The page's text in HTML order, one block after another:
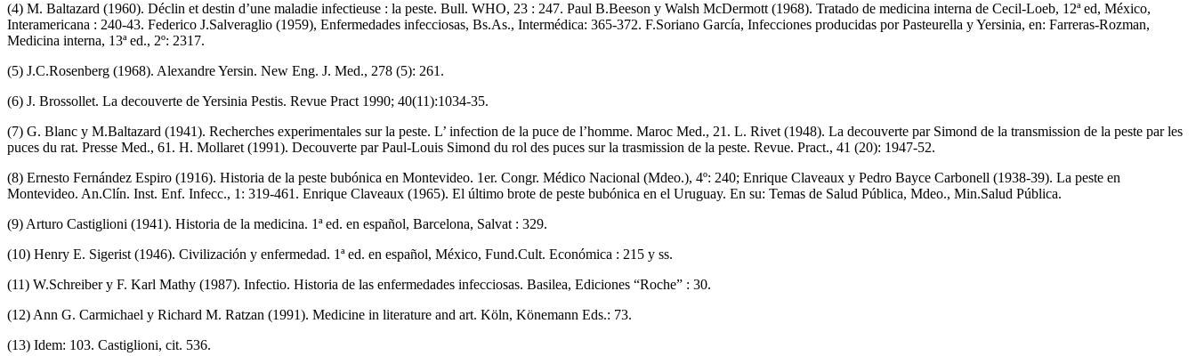
(4) M. Baltazard (1960). Déclin et destin d’une maladie infectieuse : la peste. Bull. WHO, 23 : 247. Paul B.Beeson y Walsh McDermott (1968). Tratado de medicina interna de Cecil-Loeb, 12ª ed, México,
Interamericana : 240-43. Federico J.Salveraglio (1959), Enfermedades infecciosas, Bs.As., Intermédica: 365-372. F.Soriano García, Infecciones producidas por Pasteurella y Yersinia, en: Farreras-Rozman,
Medicina interna, 13ª ed., 2º: 2317.
(5) J.C.Rosenberg (1968). Alexandre Yersin. New Eng. J. Med., 278 (5): 261.
(6) J. Brossollet. La decouverte de Yersinia Pestis. Revue Pract 1990; 40(11):1034-35.
(7) G. Blanc y M.Baltazard (1941). Recherches experimentales sur la peste. L’ infection de la puce de l’homme. Maroc Med., 21. L. Rivet (1948). La decouverte par Simond de la transmission de la peste par les
puces du rat. Presse Med., 61. H. Mollaret (1991). Decouverte par Paul-Louis Simond du rol des puces sur la trasmission de la peste. Revue. Pract., 41 (20): 1947-52.
(8) Ernesto Fernández Espiro (1916). Historia de la peste bubónica en Montevideo. 1er. Congr. Médico Nacional (Mdeo.), 4º: 240; Enrique Claveaux y Pedro Bayce Carbonell (1938-39). La peste en
Montevideo. An.Clín. Inst. Enf. Infecc., 1: 319-461. Enrique Claveaux (1965). El último brote de peste bubónica en el Uruguay. En su: Temas de Salud Pública, Mdeo., Min.Salud Pública.
(9) Arturo Castiglioni (1941). Historia de la medicina. 1ª ed. en español, Barcelona, Salvat : 329.
(10) Henry E. Sigerist (1946). Civilización y enfermedad. 1ª ed. en español, México, Fund.Cult. Económica : 215 y ss.
(11) W.Schreiber y F. Karl Mathy (1987). Infectio. Historia de las enfermedades infecciosas. Basilea, Ediciones “Roche” : 30.
(12) Ann G. Carmichael y Richard M. Ratzan (1991). Medicine in literature and art. Köln, Könemann Eds.: 73.
(13) Idem: 103. Castiglioni, cit. 536.